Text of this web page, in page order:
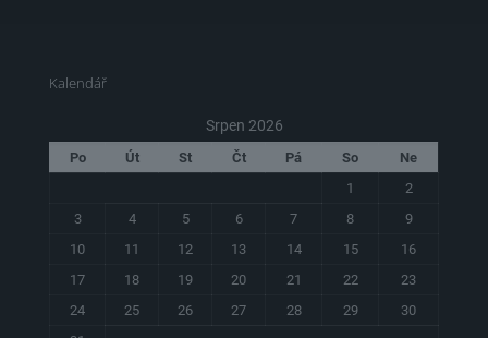
Kalendář
Srpen 2026
Po Út St Čt Pá So
Ne
1
2
3
4 5 6 7 8
9
10
11 12 13 14 15
16
17
18 19 20 21 22
23
24
25 26 27 28 29
30